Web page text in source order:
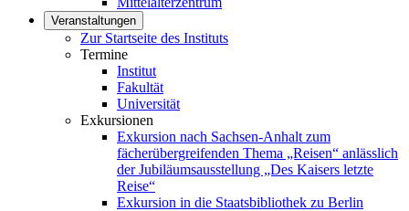
Veranstaltungen
Zur Startseite des Instituts
Termine
Institut
Fakultät
Universität
Exkursionen
Exkursion nach Sachsen-Anhalt zum
fächerübergreifenden Thema „Reisen“ anlässlich
der Jubiläumsausstellung „Des Kaisers letzte
Reise“
Exkursion in die Staatsbibliothek zu Berlin